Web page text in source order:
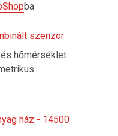
ba
szenzor
hőmérséklet
ház - 14500